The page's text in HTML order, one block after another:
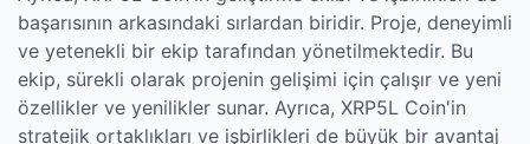
başarısının arkasındaki sırlardan biridir. Proje, deneyimli
ve yetenekli bir ekip tarafından yönetilmektedir. Bu
ekip, sürekli olarak projenin gelişimi için çalışır ve yeni
özellikler ve yenilikler sunar. Ayrıca, XRP5L Coin'in
stratejik ortaklıkları ve işbirlikleri de büyük bir avantaj